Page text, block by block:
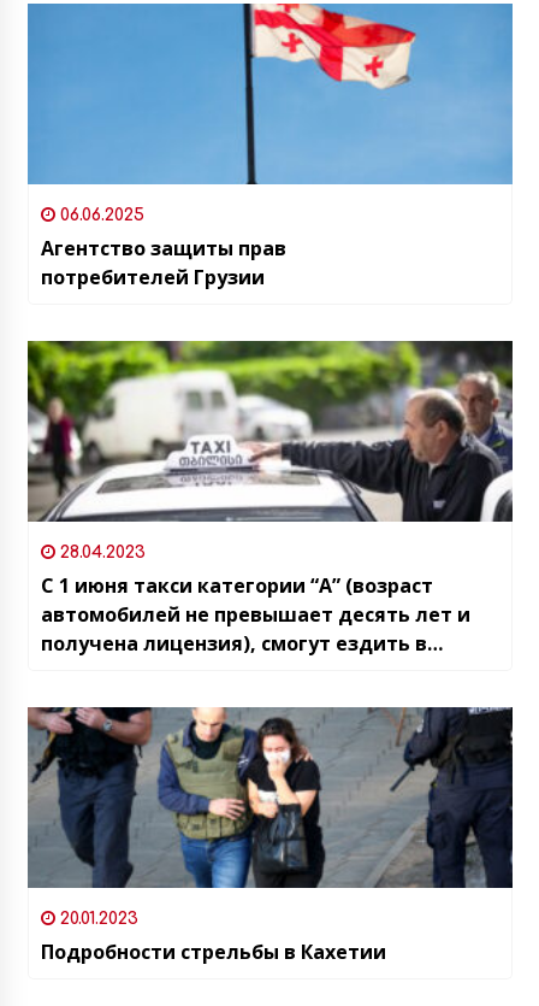
06.06.2025
Агентство защиты прав
потребителей Грузии
28.04.2023
С 1 июня такси категории “А” (возраст
автомобилей не превышает десять лет и
получена лицензия), смогут ездить в
линиям
20.01.2023
Подробности стрельбы в Кахетии